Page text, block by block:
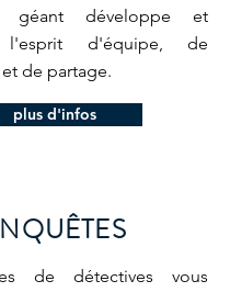
géant développe et
l'esprit d'équipe, de
de partage.
plus d'infos
de détectives vous